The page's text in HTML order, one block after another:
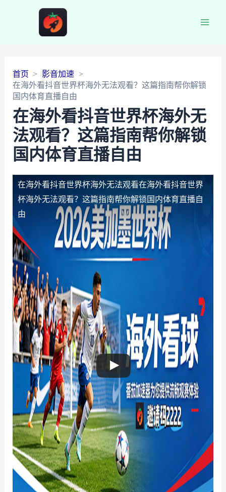
首页
影音加速
在海外看抖音世界杯海外无法观看？这篇指南帮你解锁
国内体育直播自由
在海外看抖音世界杯海外无
法观看？这篇指南帮你解锁
国内体育直播自由
在海外看抖音世界杯海外无法观看在海外看抖音世界
杯海外无法观看？这篇指南帮你解锁国内体育直播自
由